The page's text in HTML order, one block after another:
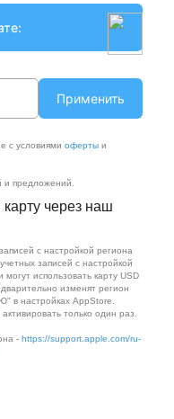
Применить
с условиями оферты и
и предложений.
через наш
с настройкой региона
записей с настройкой
использовать карту USD
изменят регион
в настройках AppStore.
только один раз.
- https://support.apple.com/ru-